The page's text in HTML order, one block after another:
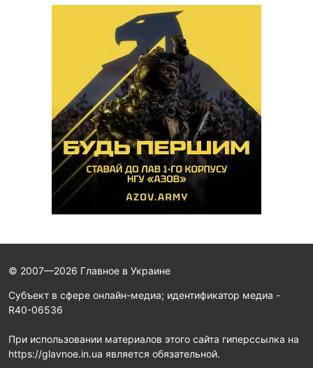
© 2007—2026 Главное в Украине
Субъект в сфере онлайн-медиа; идентификатор медиа -
R40-06536
При использовании материалов этого сайта гиперссылка на
https://glavnoe.in.ua является обязательной.